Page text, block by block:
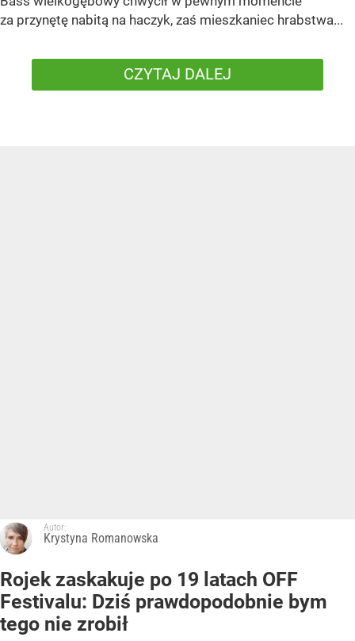
za przynętę nabitą na haczyk, zaś mieszkaniec hrabstwa...
CZYTAJ DALEJ
Autor:
Krystyna Romanowska
Rojek zaskakuje po 19 latach OFF
Festivalu: Dziś prawdopodobnie bym
tego nie zrobił